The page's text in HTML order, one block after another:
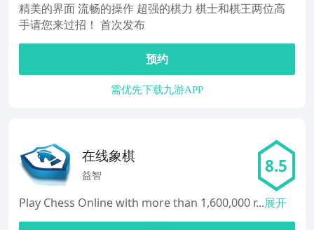
精美的界面 流畅的操作 超强的棋力 棋士和棋王两位高
手请您来过招！ 首次发布
预约
需优先下载九游APP
在线象棋
益智 8.5
Play Chess Online with more than 1,600,000 r...展开